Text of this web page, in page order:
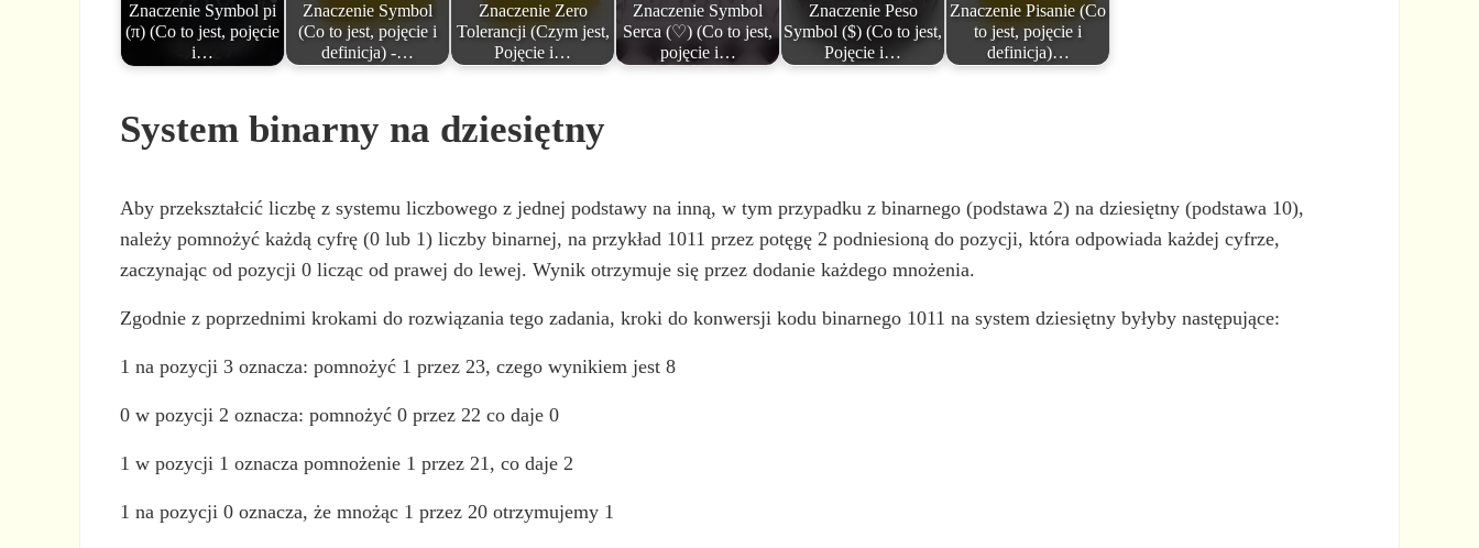
Znaczenie Symbol pi
(π) (Co to jest, pojęcie
i…
Znaczenie Symbol
(Co to jest, pojęcie i
definicja) -…
Znaczenie Zero
Tolerancji (Czym jest,
Pojęcie i…
Znaczenie Symbol
Serca (♡) (Co to jest,
pojęcie i…
Znaczenie Peso
Symbol ($) (Co to jest,
Pojęcie i…
Znaczenie Pisanie (Co
to jest, pojęcie i
definicja)…
System binarny na dziesiętny
Aby przekształcić liczbę z systemu liczbowego z jednej podstawy na inną, w tym przypadku z binarnego (podstawa 2) na dziesiętny (podstawa 10),
należy pomnożyć każdą cyfrę (0 lub 1) liczby binarnej, na przykład 1011 przez potęgę 2 podniesioną do pozycji, która odpowiada każdej cyfrze,
zaczynając od pozycji 0 licząc od prawej do lewej. Wynik otrzymuje się przez dodanie każdego mnożenia.
Zgodnie z poprzednimi krokami do rozwiązania tego zadania, kroki do konwersji kodu binarnego 1011 na system dziesiętny byłyby następujące:
1 na pozycji 3 oznacza: pomnożyć 1 przez 23, czego wynikiem jest 8
0 w pozycji 2 oznacza: pomnożyć 0 przez 22 co daje 0
1 w pozycji 1 oznacza pomnożenie 1 przez 21, co daje 2
1 na pozycji 0 oznacza, że mnożąc 1 przez 20 otrzymujemy 1